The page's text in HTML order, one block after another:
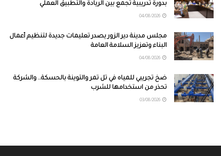
بدورة تدريبية تجمع بين الريادة والتطبيق العملي
04/08/2026
مجلس مدينة دير الزور يصدر تعليمات جديدة لتنظيم أعمال
البناء وتعزيز السلامة العامة
04/08/2026
ضخ تجريبي للمياه في تل تمر والتوينة بالحسكة.. والشركة
تحذر من استخدامها للشرب
03/08/2026